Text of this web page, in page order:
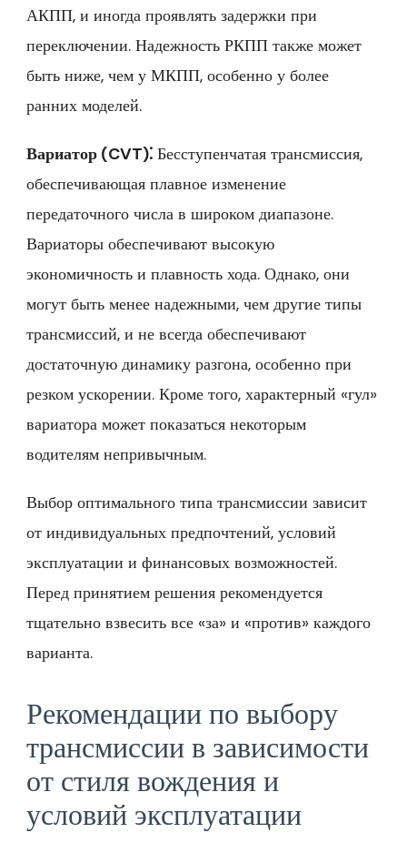
АКПП‚ и иногда проявлять задержки при
переключении. Надежность РКПП также может
быть ниже‚ чем у МКПП‚ особенно у более
ранних моделей.
Вариатор (CVT)⁚ Бесступенчатая трансмиссия‚
обеспечивающая плавное изменение
передаточного числа в широком диапазоне.
Вариаторы обеспечивают высокую
экономичность и плавность хода. Однако‚ они
могут быть менее надежными‚ чем другие типы
трансмиссий‚ и не всегда обеспечивают
достаточную динамику разгона‚ особенно при
резком ускорении. Кроме того‚ характерный «гул»
вариатора может показаться некоторым
водителям непривычным.
Выбор оптимального типа трансмиссии зависит
от индивидуальных предпочтений‚ условий
эксплуатации и финансовых возможностей.
Перед принятием решения рекомендуется
тщательно взвесить все «за» и «против» каждого
варианта.
Рекомендации по выбору
трансмиссии в зависимости
от стиля вождения и
условий эксплуатации